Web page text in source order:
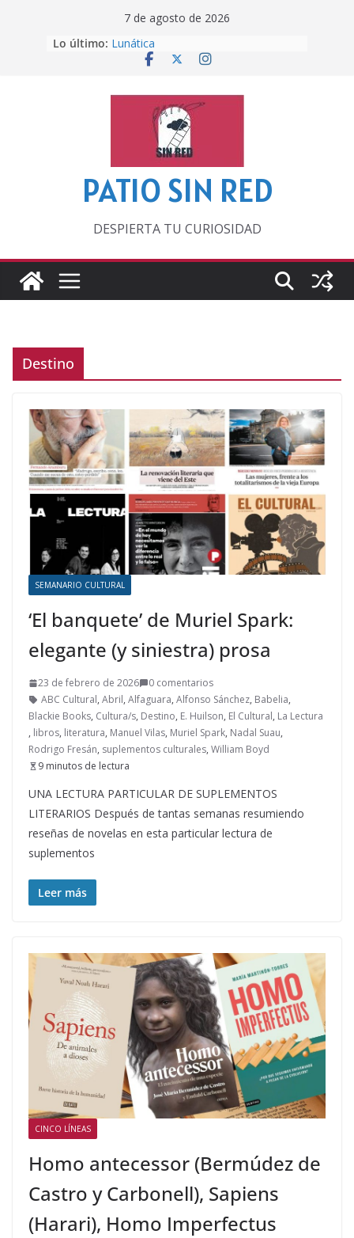
7 de agosto de 2026
Lo último: Lunática
Pero, hasta entonces…
‘La broma infinita’ de recomendar
lecturas veraniegas
Otra del Mundial
PATIO SIN RED
DESPIERTA TU CURIOSIDAD
Destino
SEMANARIO CULTURAL
‘El banquete’ de Muriel Spark:
elegante (y siniestra) prosa
23 de febrero de 2026
0 comentarios
ABC Cultural, Abril, Alfaguara, Alfonso Sánchez, Babelia,
Blackie Books, Cultura/s, Destino, E. Huilson, El Cultural, La Lectura
, libros, literatura, Manuel Vilas, Muriel Spark, Nadal Suau,
Rodrigo Fresán, suplementos culturales, William Boyd
9 minutos de lectura
UNA LECTURA PARTICULAR DE SUPLEMENTOS
LITERARIOS Después de tantas semanas resumiendo
reseñas de novelas en esta particular lectura de
suplementos
Leer más
CINCO LÍNEAS
Homo antecessor (Bermúdez de
Castro y Carbonell), Sapiens
(Harari), Homo Imperfectus